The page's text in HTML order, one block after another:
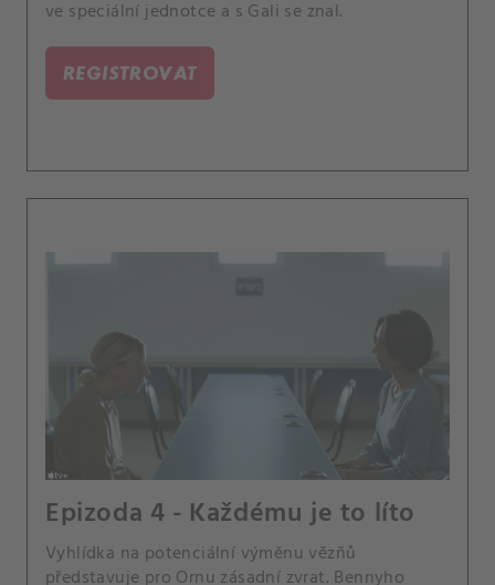
ve speciální jednotce a s Gali se znal.
REGISTROVAT
Epizoda 4 - Každému je to líto
Vyhlídka na potenciální výměnu vězňů
představuje pro Ornu zásadní zvrat. Bennyho